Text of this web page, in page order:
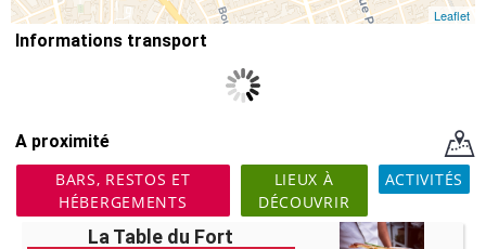
Leaflet
Informations transport
A proximité
BARS, RESTOS ET
HÉBERGEMENTS
LIEUX À
DÉCOUVRIR
ACTIVITÉS
La Table du Fort